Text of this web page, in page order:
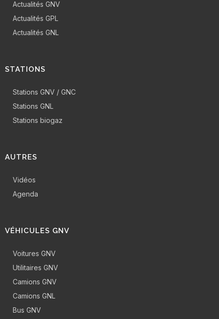
Actualités GNV
Actualités GPL
Actualités GNL
STATIONS
Stations GNV / GNC
Stations GNL
Stations biogaz
AUTRES
Vidéos
Agenda
VÉHICULES GNV
Voitures GNV
Utilitaires GNV
Camions GNV
Camions GNL
Bus GNV